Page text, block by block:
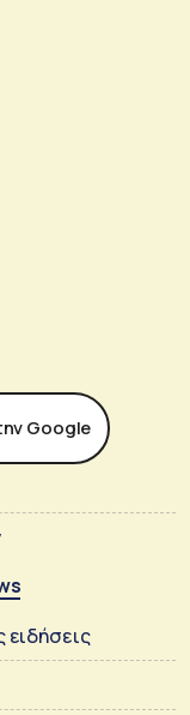
Google
ειδήσεις